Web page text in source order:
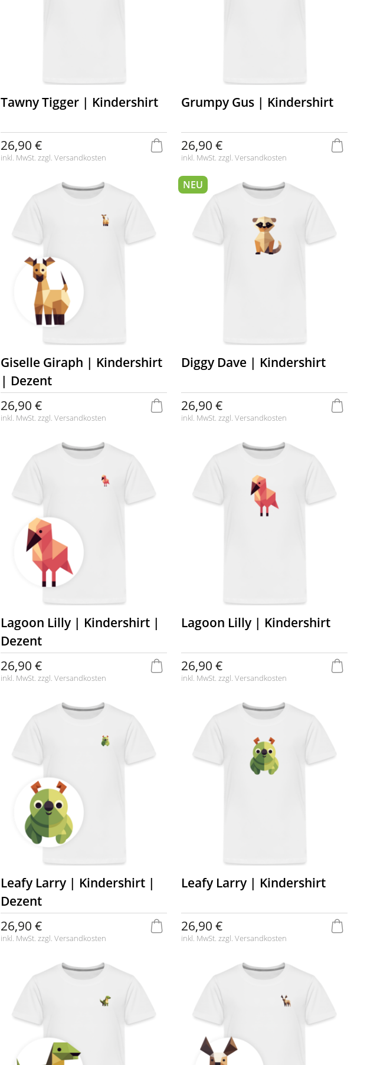
Tawny Tigger | Kindershirt
26,90 €
inkl. MwSt. zzgl. Versandkosten
Grumpy Gus | Kindershirt
26,90 €
inkl. MwSt. zzgl. Versandkosten
Giselle Giraph | Kindershirt
| Dezent
26,90 €
inkl. MwSt. zzgl. Versandkosten
Diggy Dave | Kindershirt
26,90 €
inkl. MwSt. zzgl. Versandkosten
NEU
Lagoon Lilly | Kindershirt |
Dezent
26,90 €
inkl. MwSt. zzgl. Versandkosten
Lagoon Lilly | Kindershirt
26,90 €
inkl. MwSt. zzgl. Versandkosten
Leafy Larry | Kindershirt |
Dezent
26,90 €
inkl. MwSt. zzgl. Versandkosten
Leafy Larry | Kindershirt
26,90 €
inkl. MwSt. zzgl. Versandkosten